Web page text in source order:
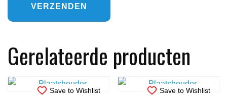
Gerelateerde producten
Save to Wishlist Save to Wishlist